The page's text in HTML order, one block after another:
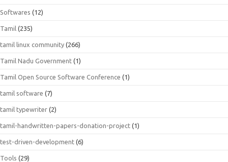
Softwares (12)
Tamil (235)
tamil linux community (266)
Tamil Nadu Government (1)
Tamil Open Source Software Conference (1)
tamil software (7)
tamil typewriter (2)
tamil-handwritten-papers-donation-project (1)
test-driven-development (6)
Tools (29)